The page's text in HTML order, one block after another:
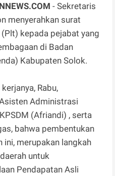
- Sekretaris
menyerahkan surat
kepada pejabat yang
di Badan
Kabupaten Solok.
Rabu,
Administrasi
(Afriandi) , serta
bahwa pembentukan
ini, merupakan langkah
untuk
Pendapatan Asli